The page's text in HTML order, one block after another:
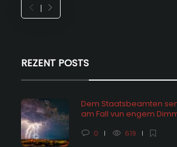
REZENT POSTS
Dem Staatsbeamten
am Fall vun engem
0 619